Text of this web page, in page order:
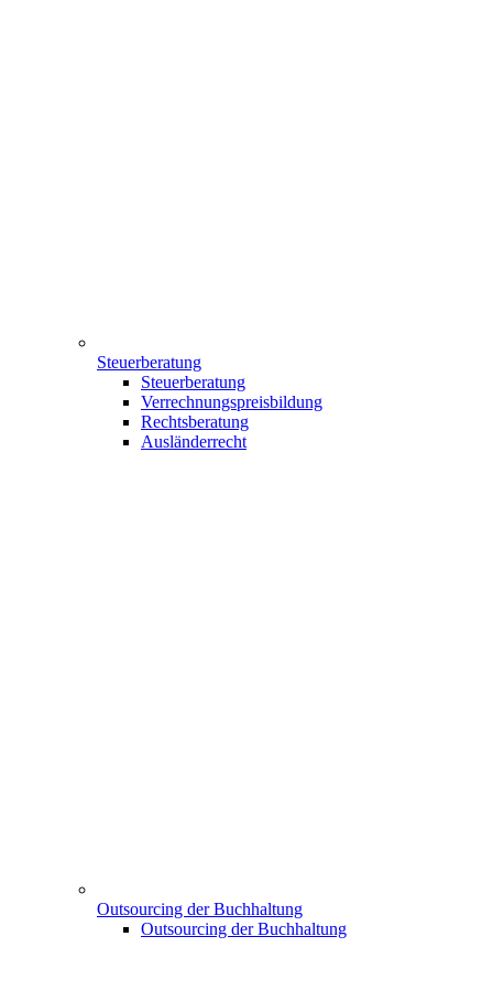
Steuerberatung
Steuerberatung
Verrechnungspreisbildung
Rechtsberatung
Ausländerrecht
Outsourcing der Buchhaltung
Outsourcing der Buchhaltung